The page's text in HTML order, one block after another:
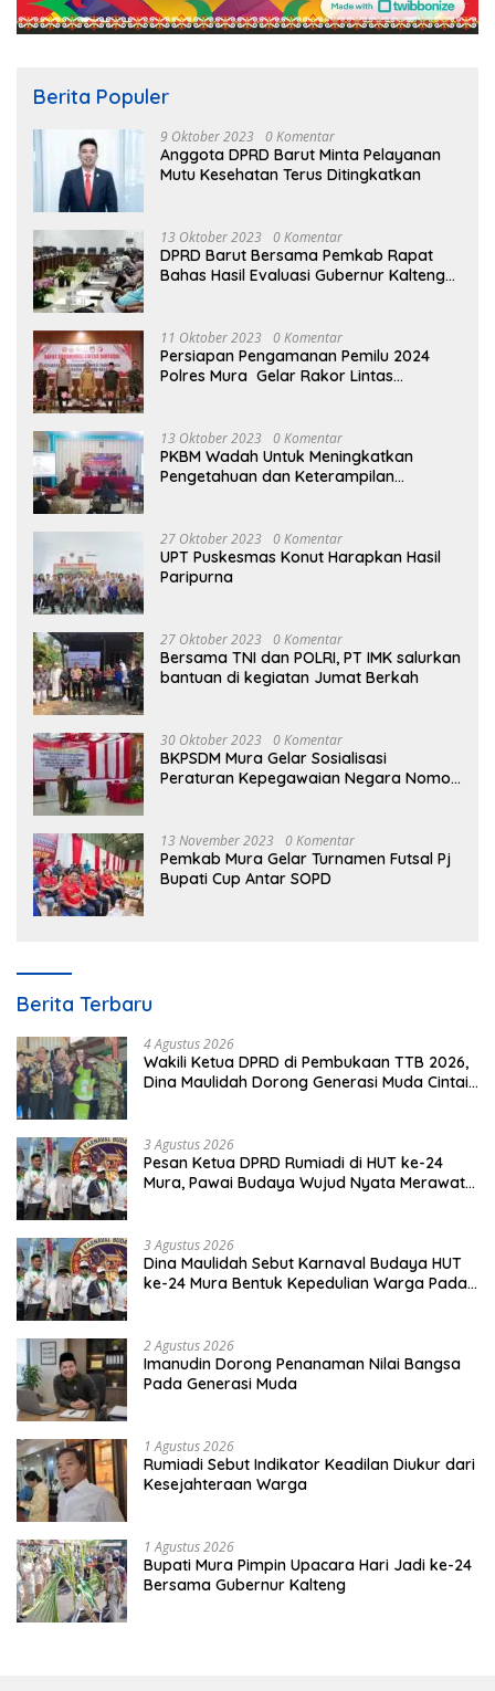
Berita Populer
9 Oktober 2023 0 Komentar
Anggota DPRD Barut Minta Pelayanan
Mutu Kesehatan Terus Ditingkatkan
13 Oktober 2023 0 Komentar
DPRD Barut Bersama Pemkab Rapat
Bahas Hasil Evaluasi Gubernur Kalteng
11 Oktober 2023 0 Komentar
Persiapan Pengamanan Pemilu 2024
Polres Mura Gelar Rakor Lintas
13 Oktober 2023 0 Komentar
PKBM Wadah Untuk Meningkatkan
Pengetahuan dan Keterampilan
27 Oktober 2023 0 Komentar
UPT Puskesmas Konut Harapkan Hasil
Paripurna
27 Oktober 2023 0 Komentar
Bersama TNI dan POLRI, PT IMK salurkan
bantuan di kegiatan Jumat Berkah
30 Oktober 2023 0 Komentar
BKPSDM Mura Gelar Sosialisasi
Peraturan Kepegawaian Negara Nomor
13 November 2023 0 Komentar
Pemkab Mura Gelar Turnamen Futsal Pj
Bupati Cup Antar SOPD
Berita Terbaru
4 Agustus 2026
Wakili Ketua DPRD di Pembukaan TTB 2026,
Dina Maulidah Dorong Generasi Muda Cintai
3 Agustus 2026
Pesan Ketua DPRD Rumiadi di HUT ke-24
Mura, Pawai Budaya Wujud Nyata Merawat
3 Agustus 2026
Dina Maulidah Sebut Karnaval Budaya HUT
ke-24 Mura Bentuk Kepedulian Warga Pada
2 Agustus 2026
Imanudin Dorong Penanaman Nilai Bangsa
Pada Generasi Muda
1 Agustus 2026
Rumiadi Sebut Indikator Keadilan Diukur dari
Kesejahteraan Warga
1 Agustus 2026
Bupati Mura Pimpin Upacara Hari Jadi ke-24
Bersama Gubernur Kalteng